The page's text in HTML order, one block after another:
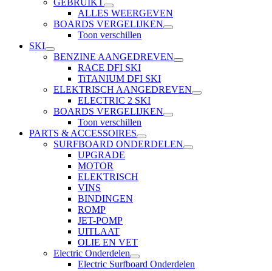
GEBRUIKT
ALLES WEERGEVEN
BOARDS VERGELIJKEN
Toon verschillen
SKI
BENZINE AANGEDREVEN
RACE DFI SKI
TiTANIUM DFI SKI
ELEKTRISCH AANGEDREVEN
ELECTRIC 2 SKI
BOARDS VERGELIJKEN
Toon verschillen
PARTS & ACCESSOIRES
SURFBOARD ONDERDELEN
UPGRADE
MOTOR
ELEKTRISCH
VINS
BINDINGEN
ROMP
JET-POMP
UITLAAT
OLIE EN VET
Electric Onderdelen
Electric Surfboard Onderdelen